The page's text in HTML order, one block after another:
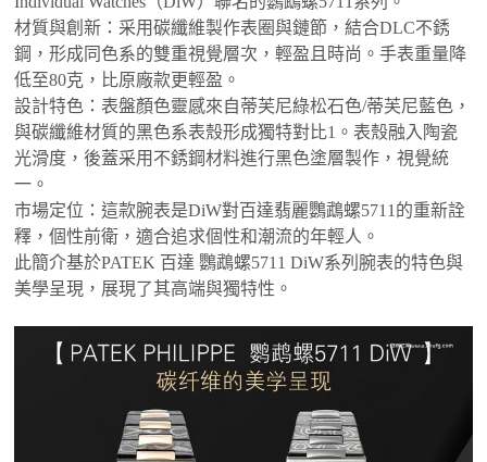
‌材質與創新‌：采用碳纖維製作表圈與鏈節，結合DLC不銹
鋼，形成同色系的雙重視覺層次，輕盈且時尚。手表重量降
低至80克，比原廠款更輕盈‌。
‌設計特色‌：表盤顏色靈感來自蒂芙尼綠松石色/蒂芙尼藍色，
與碳纖維材質的黑色系表殼形成獨特對比‌1。表殼融入陶瓷
光滑度，後蓋采用不銹鋼材料進行黑色塗層製作，視覺統
一‌。
‌市場定位‌：這款腕表是DiW對百達翡麗鸚鵡螺5711的重新詮
釋，個性前衛，適合追求個性和潮流的年輕人‌。
此簡介基於PATEK 百達 鸚鵡螺5711 DiW系列腕表的特色與
美學呈現，展現了其高端與獨特性‌。